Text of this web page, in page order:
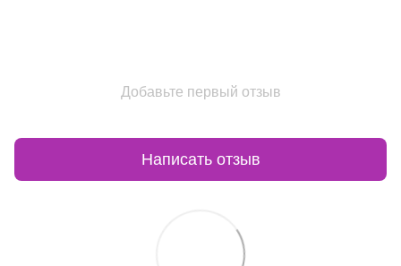
Добавьте первый отзыв
Написать отзыв